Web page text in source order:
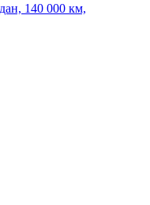
140 000 км,